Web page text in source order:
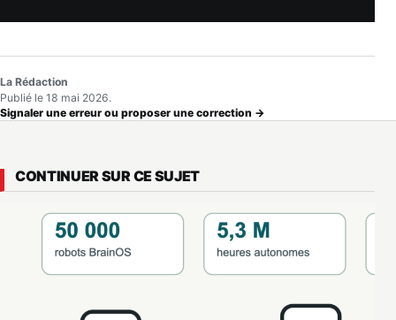
La Rédaction
Publié le 18 mai 2026.
Signaler une erreur ou proposer une correction →
CONTINUER SUR CE SUJET